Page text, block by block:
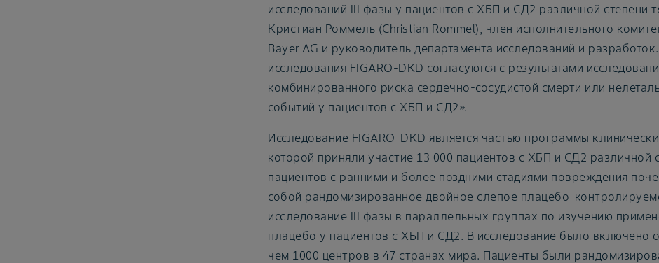
исследований III фазы у пациентов с ХБП и СД2 различной степени
Кристиан Роммель (Christian Rommel), член исполнительного
Bayer AG и руководитель департамента исследований и
исследования FIGARO-DKD согласуются с результатами
комбинированного риска сердечно-сосудистой смерти или
событий у пациентов с ХБП и СД2».
Исследование FIGARO-DKD является частью программы
которой приняли участие 13 000 пациентов с ХБП и СД2 различной
пациентов с ранними и более поздними стадиями повреждения
собой рандомизированное двойное слепое плацебо-
исследование III фазы в параллельных группах по изучению
плацебо у пациентов с ХБП и СД2. В исследование было включено
чем 1000 центров в 47 странах мира. Пациенты были